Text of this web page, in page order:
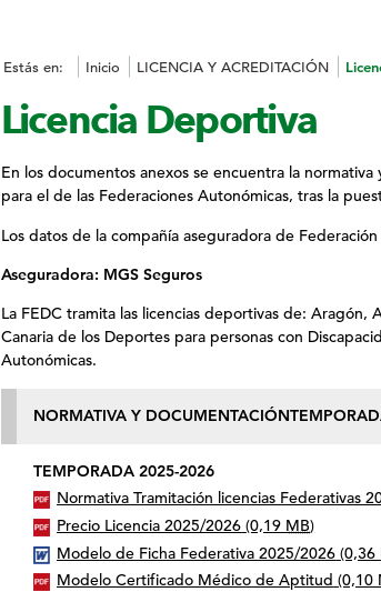
Estás en: Inicio LICENCIA Y ACREDITACIÓN
Licencia Deportiva
En los documentos anexos se encuentra la
para el de las Federaciones Autonómicas, tras la
Los datos de la compañía aseguradora de
Aseguradora: MGS Seguros
La FEDC tramita las licencias deportivas de: Aragón,
Canaria de los Deportes para personas con
Autonómicas.
NORMATIVA Y DOCUMENTACIÓN
TEMPORADA 2025-2026
Normativa Tramitación licencias Federativas
Precio Licencia 2025/2026 (0,19 MB)
Modelo de Ficha Federativa 2025/2026 (0,36
Modelo Certificado Médico de Aptitud (0,10